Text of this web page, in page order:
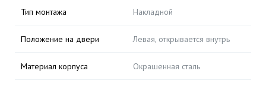
Тип монтажа Накладной
Положение на двери Левая, открывается внутрь
Материал корпуса Окрашенная сталь